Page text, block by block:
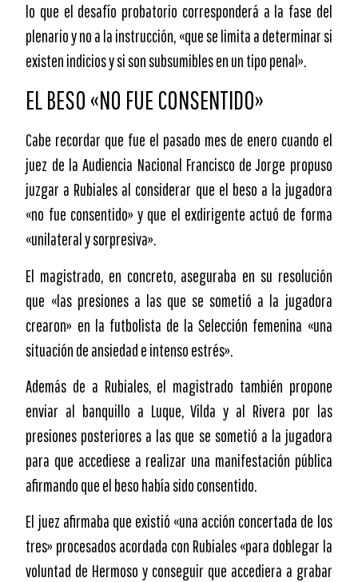
lo que el desafío probatorio corresponderá a la fase del
plenario y no a la instrucción, «que se limita a determinar si
existen indicios y si son subsumibles en un tipo penal».
EL BESO «NO FUE CONSENTIDO»
Cabe recordar que fue el pasado mes de enero cuando el
juez de la Audiencia Nacional Francisco de Jorge propuso
juzgar a Rubiales al considerar que el beso a la jugadora
«no fue consentido» y que el exdirigente actuó de forma
«unilateral y sorpresiva».
El magistrado, en concreto, aseguraba en su resolución
que «las presiones a las que se sometió a la jugadora
crearon» en la futbolista de la Selección femenina «una
situación de ansiedad e intenso estrés».
Además de a Rubiales, el magistrado también propone
enviar al banquillo a Luque, Vilda y al Rivera por las
presiones posteriores a las que se sometió a la jugadora
para que accediese a realizar una manifestación pública
afirmando que el beso había sido consentido.
El juez afirmaba que existió «una acción concertada de los
tres» procesados acordada con Rubiales «para doblegar la
voluntad de Hermoso y conseguir que accediera a grabar